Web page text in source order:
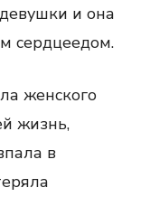
и она
сердцеедом.
женского
жизнь,
в